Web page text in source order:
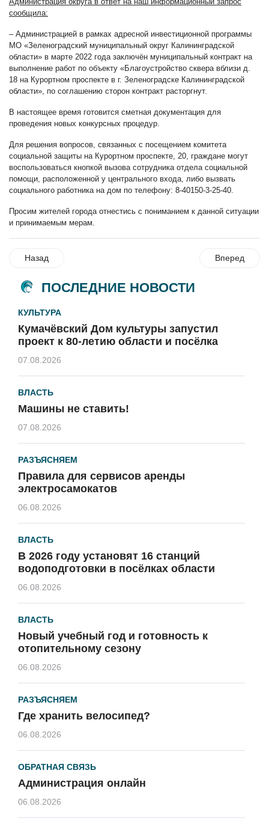
сообщила:
– Администрацией в рамках адресной инвестиционной программы
МО «Зеленоградский муниципальный округ Калининградской
области» в марте 2022 года заключён муниципальный контракт на
выполнение работ по объекту «Благоустройство сквера вблизи д.
18 на Курортном проспекте в г. Зеленоградске Калининградской
области», по соглашению сторон контракт расторгнут.
В настоящее время готовится сметная документация для
проведения новых конкурсных процедур.
Для решения вопросов, связанных с посещением комитета
социальной защиты на Курортном проспекте, 20, граждане могут
воспользоваться кнопкой вызова сотрудника отдела социальной
помощи, расположенной у центрального входа, либо вызвать
социального работника на дом по телефону: 8-40150-3-25-40.
Просим жителей города отнестись с пониманием к данной ситуации
и принимаемым мерам.
Назад Вперед
ПОСЛЕДНИЕ НОВОСТИ
КУЛЬТУРА
Кумачёвский Дом культуры запустил
проект к 80-летию области и посёлка
07.08.2026
ВЛАСТЬ
Машины не ставить!
07.08.2026
РАЗЪЯСНЯЕМ
Правила для сервисов аренды
электросамокатов
06.08.2026
ВЛАСТЬ
В 2026 году установят 16 станций
водоподготовки в посёлках области
06.08.2026
ВЛАСТЬ
Новый учебный год и готовность к
отопительному сезону
06.08.2026
РАЗЪЯСНЯЕМ
Где хранить велосипед?
06.08.2026
ОБРАТНАЯ СВЯЗЬ
Администрация онлайн
06.08.2026